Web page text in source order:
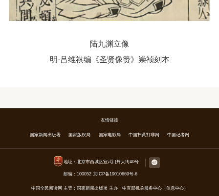
陆九渊立像
明·吕维祺编《圣贤像赞》崇祯刻本
友情链接
国家新闻出版署 国家版权局 国家电影局 中国扫黄打非网 中国记者网

地址：北京市西城区宣武门外大街40号
邮编：100052 京ICP备19010669号-6
中国全民阅读网 主管：国家新闻出版署 主办：中宣部机关服务中心（信息中心）